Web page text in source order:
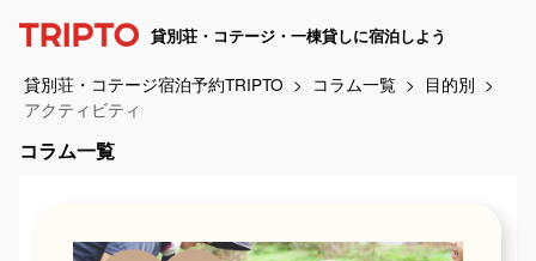
貸別荘・コテージ・一棟貸しに宿泊しよう
貸別荘・コテージ宿泊予約TRIPTO コラム一覧
目的別
アクティビティ
コラム一覧